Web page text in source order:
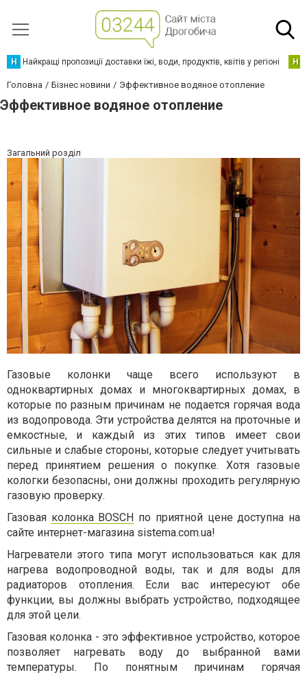
Н Найкращі пропозиції доставки їжі, води, продуктів, квітів у регіоні Н
Головна Бізнес новини Эффективное водяное отопление
Эффективное водяное отопление
Загальний розділ
Газовые колонки чаще всего используют в
одноквартирных домах и многоквартирных домах, в
которые по разным причинам не подается горячая вода
из водопровода. Эти устройства делятся на проточные и
емкостные, и каждый из этих типов имеет свои
сильные и слабые стороны, которые следует учитывать
перед принятием решения о покупке. Хотя газовые
кологки безопасны, они должны проходить регулярную
газовую проверку.
Газовая колонка BOSCH по приятной цене доступна на
сайте интернет-магазина sistema.com.ua!
Нагреватели этого типа могут использоваться как для
нагрева водопроводной воды, так и для воды для
радиаторов отопления. Если вас интересуют обе
функции, вы должны выбрать устройство, подходящее
для этой цели.
Газовая колонка - это эффективное устройство, которое
позволяет нагревать воду до выбранной вами
температуры. По понятным причинам горячая